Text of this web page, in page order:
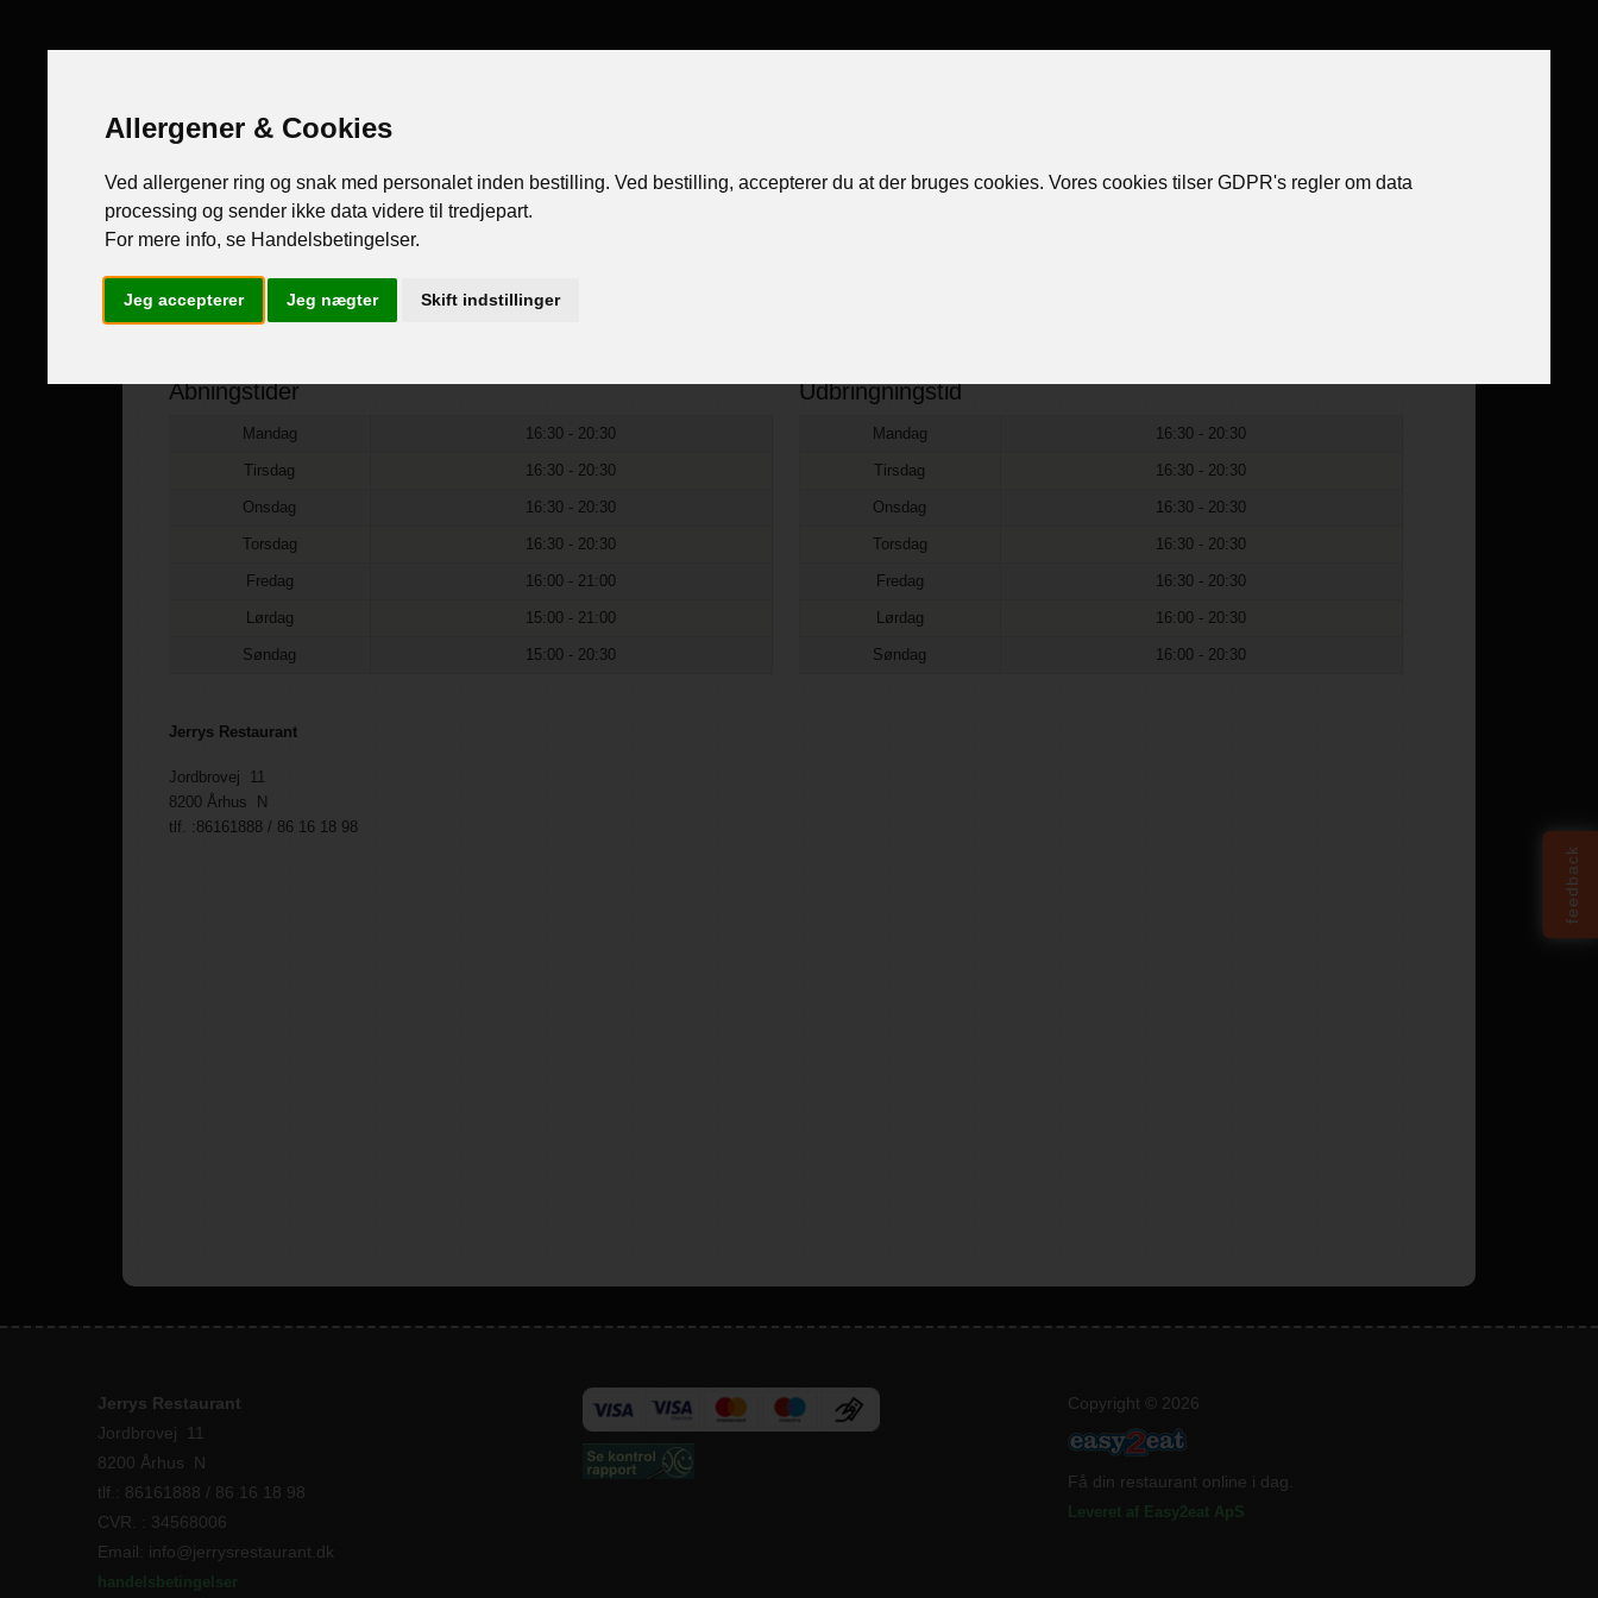
Allergener & Cookies
Ved allergener ring og snak med personalet inden bestilling. Ved bestilling, accepterer du at der bruges cookies. Vores cookies tilser GDPR's regler om data
processing og sender ikke data videre til tredjepart.
For mere info, se Handelsbetingelser.
Jeg accepterer Jeg nægter Skift indstillinger
feedback
Åbningstider
Mandag 16:30 - 20:30
Tirsdag 16:30 - 20:30
Onsdag 16:30 - 20:30
Torsdag 16:30 - 20:30
Fredag 16:00 - 21:00
Lørdag 15:00 - 21:00
Søndag 15:00 - 20:30
Udbringningstid
Mandag 16:30 - 20:30
Tirsdag 16:30 - 20:30
Onsdag 16:30 - 20:30
Torsdag 16:30 - 20:30
Fredag 16:30 - 20:30
Lørdag 16:00 - 20:30
Søndag 16:00 - 20:30
Jerrys Restaurant
Jordbrovej 11
8200 Århus N
tlf. :86161888 / 86 16 18 98
Jerrys Restaurant
Jordbrovej 11
8200 Århus N
tlf.: 86161888 / 86 16 18 98
CVR. : 34568006
Email: info@jerrysrestaurant.dk
handelsbetingelser
Copyright © 2026
Få din restaurant online i dag.
Leveret af Easy2eat ApS